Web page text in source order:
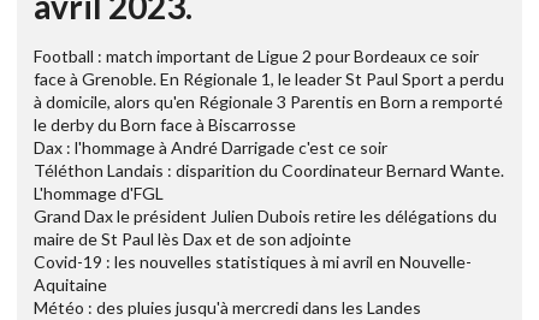
Football : match important de Ligue 2 pour Bordeaux ce soir
face à Grenoble. En Régionale 1, le leader St Paul Sport a perdu
à domicile, alors qu'en Régionale 3 Parentis en Born a remporté
le derby du Born face à Biscarrosse
Dax : l'hommage à André Darrigade c'est ce soir
Téléthon Landais : disparition du Coordinateur Bernard Wante.
L'hommage d'FGL
Grand Dax le président Julien Dubois retire les délégations du
maire de St Paul lès Dax et de son adjointe
Covid-19 : les nouvelles statistiques à mi avril en Nouvelle-
Aquitaine
Météo : des pluies jusqu'à mercredi dans les Landes